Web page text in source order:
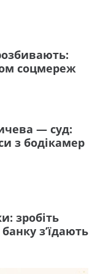
соцмереж
— суд:
з бодікамер
зробіть
з’їдають